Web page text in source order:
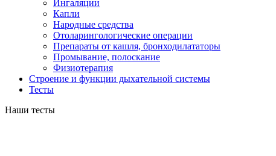
Ингаляции
Капли
Народные средства
Отоларингологические операции
Препараты от кашля, бронходилататоры
Промывание, полоскание
Физиотерапия
Строение и функции дыхательной системы
Тесты
Наши тесты